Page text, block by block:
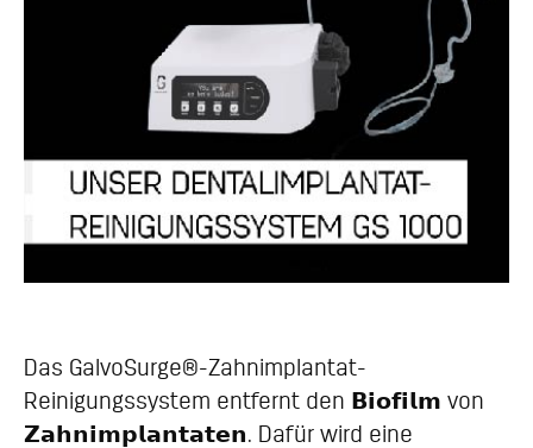
Das GalvoSurge®-Zahnimplantat-
Reinigungssystem entfernt den 𝗕𝗶𝗼𝗳𝗶𝗹𝗺 von
𝗭𝗮𝗵𝗻𝗶𝗺𝗽𝗹𝗮𝗻𝘁𝗮𝘁𝗲𝗻. Dafür wird eine